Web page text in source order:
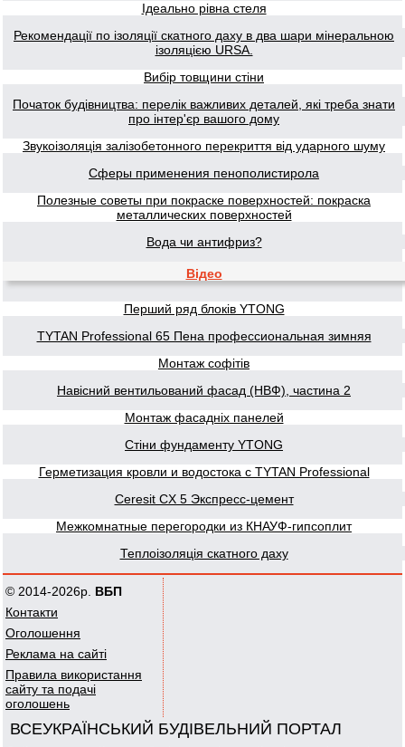
Ідеально рівна стеля
Рекомендації по ізоляції скатного даху в два шари мінеральною
ізоляцією URSA.
Вибір товщини стіни
Початок будівництва: перелік важливих деталей, які треба знати
про інтер'єр вашого дому
Звукоізоляція залізобетонного перекриття від ударного шуму
Сферы применения пенополистирола
Полезные советы при покраске поверхностей: покраска
металлических поверхностей
Вода чи антифриз?
Відео
Перший ряд блоків YTONG
TYTAN Professional 65 Пена профессиональная зимняя
Монтаж софітів
Навісний вентильований фасад (НВФ), частина 2
Монтаж фасадніх панелей
Стіни фундаменту YTONG
Герметизация кровли и водостока с TYTAN Professional
Ceresit CX 5 Экспресс-цемент
Межкомнатные перегородки из КНАУФ-гипсоплит
Теплоізоляція скатного даху
© 2014-2026р. ВБП
Контакти
Оголошення
Реклама на сайті
Правила використання
сайту та подачі
оголошень
ВСЕУКРАЇНСЬКИЙ БУДІВЕЛЬНИЙ ПОРТАЛ